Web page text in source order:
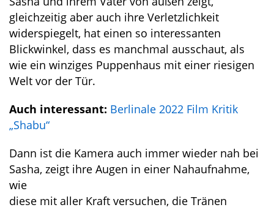
gleichzeitig aber auch ihre Verletzlichkeit
widerspiegelt, hat einen so interessanten
Blickwinkel, dass es manchmal ausschaut, als
wie ein winziges Puppenhaus mit einer riesigen
Welt vor der Tür.
Auch interessant: Berlinale 2022 Film Kritik
„Shabu“
Dann ist die Kamera auch immer wieder nah bei
Sasha, zeigt ihre Augen in einer Nahaufnahme,
wie
diese mit aller Kraft versuchen, die Tränen